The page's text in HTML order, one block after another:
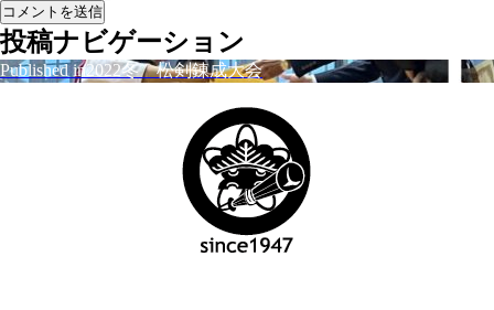
投稿ナビゲーション
Published in2022冬 松剣錬成大会